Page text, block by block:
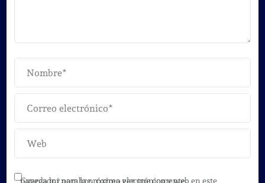
Guarda mi nombre, correo electrónico y web en este navegador para la próxima vez que comente.